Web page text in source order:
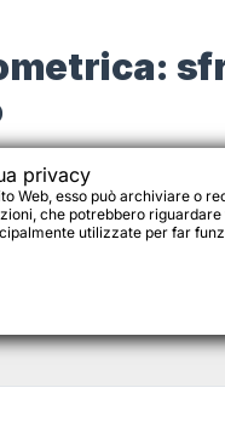
geometrie moderne
privacy
Web, esso può archiviare o
che potrebbero
utilizzate per far